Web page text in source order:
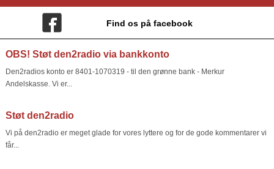
Find os på facebook
OBS! Støt den2radio via bankkonto
Den2radios konto er 8401-1070319 - til den grønne bank - Merkur
Andelskasse. Vi er...
Støt den2radio
Vi på den2radio er meget glade for vores lyttere og for de gode kommentarer vi
får...